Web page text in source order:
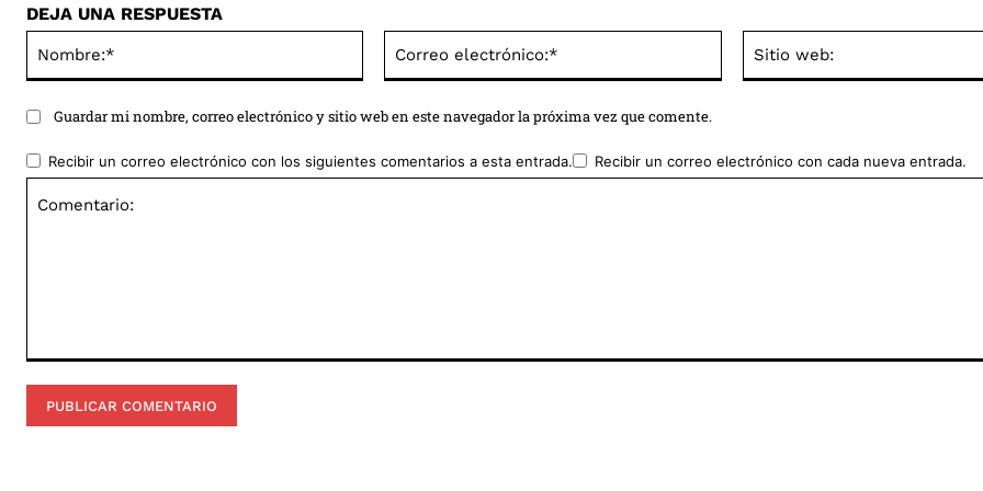
DEJA UNA RESPUESTA
electrónico:*
Guardar mi nombre, correo electrónico y sitio web en este navegador la próxima vez que comente.
Recibir un correo electrónico con los siguientes comentarios a esta entrada. Recibir un correo electrónico con cada nueva entrada.